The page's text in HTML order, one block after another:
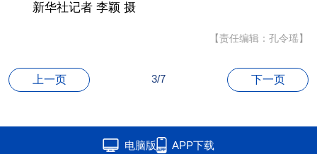
新华社记者 李颖 摄
【责任编辑：孔令瑶】
上一页 3/7 下一页
电脑版 APP下载